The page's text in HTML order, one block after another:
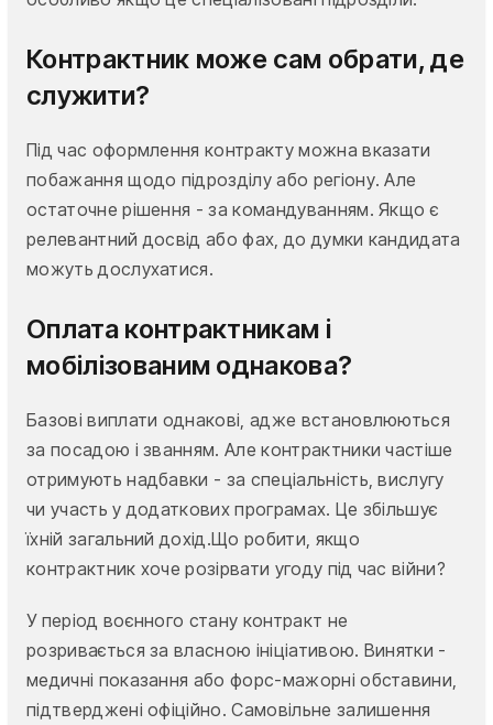
Контрактник може сам обрати, де
служити?
Під час оформлення контракту можна вказати
побажання щодо підрозділу або регіону. Але
остаточне рішення - за командуванням. Якщо є
релевантний досвід або фах, до думки кандидата
можуть дослухатися.
Оплата контрактникам і
мобілізованим однакова?
Базові виплати однакові, адже встановлюються
за посадою і званням. Але контрактники частіше
отримують надбавки - за спеціальність, вислугу
чи участь у додаткових програмах. Це збільшує
їхній загальний дохід.Що робити, якщо
контрактник хоче розірвати угоду під час війни?
У період воєнного стану контракт не
розривається за власною ініціативою. Винятки -
медичні показання або форс-мажорні обставини,
підтверджені офіційно. Самовільне залишення